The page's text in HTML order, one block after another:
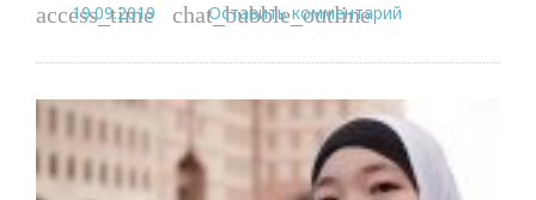
access_time
19.09.2019 chat_bubble_outline
Оставить комментарий